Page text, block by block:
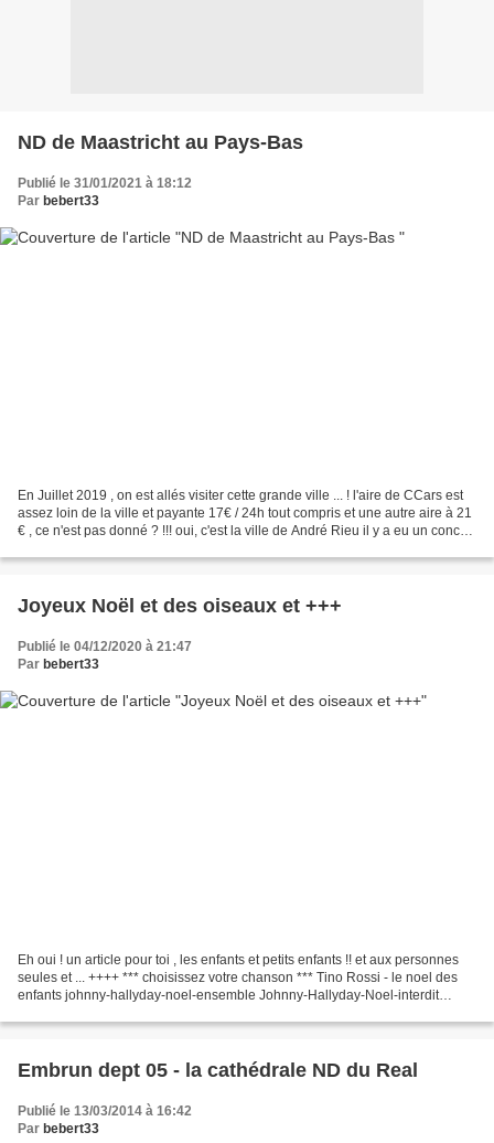
ND de Maastricht au Pays-Bas
Publié le 31/01/2021 à 18:12
Par bebert33
En Juillet 2019 , on est allés visiter cette grande ville ... ! l'aire de CCars est
assez loin de la ville et payante 17€ / 24h tout compris et une autre aire à 21
€ , ce n'est pas donné ? !!! oui, c'est la ville de André Rieu il y a eu un concert
Joyeux Noël et des oiseaux et +++
Publié le 04/12/2020 à 21:47
Par bebert33
Eh oui ! un article pour toi , les enfants et petits enfants !! et aux personnes
seules et ... ++++ *** choisissez votre chanson *** Tino Rossi - le noel des
enfants johnny-hallyday-noel-ensemble Johnny-Hallyday-Noel-interdit
Embrun dept 05 - la cathédrale ND du Real
Publié le 13/03/2014 à 16:42
Par bebert33